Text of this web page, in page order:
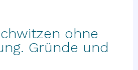
ohne
Gründe und